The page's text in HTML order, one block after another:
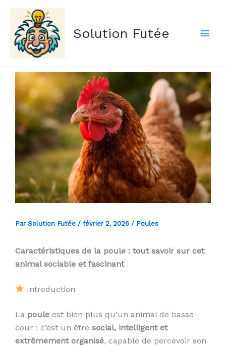
Aller
contenu
Solution Futée
Par Solution Futée / février 2, 2026 / Poules
Caractéristiques de la poule : tout savoir sur cet
animal sociable et fascinant
Introduction
La poule est bien plus qu’un animal de basse-
cour : c’est un être social, intelligent et
extrêmement organisé, capable de percevoir son